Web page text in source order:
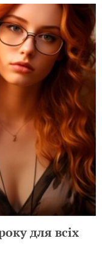
для всіх